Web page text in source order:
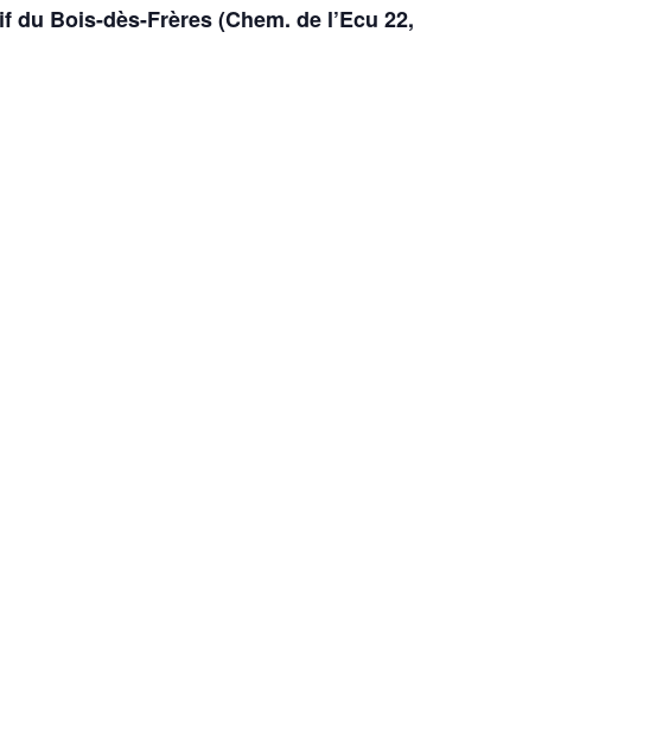
du Bois-dès-Frères (Chem. de l’Ecu 22,